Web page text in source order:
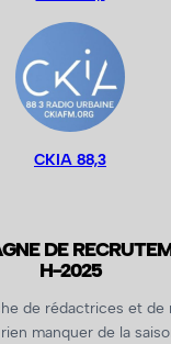
CKIA 88,3
DE
H-2025
de rédactrices et de
manquer de la